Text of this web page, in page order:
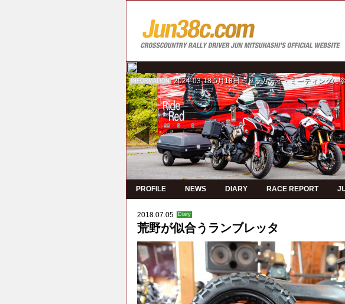
INFORMATION 2024-03-18 5月18日 ドゥカティ・ミーティングに
PROFILE NEWS DIARY RACE REPORT
2018.07.05 Diary
荒野が似合うランブレッタ